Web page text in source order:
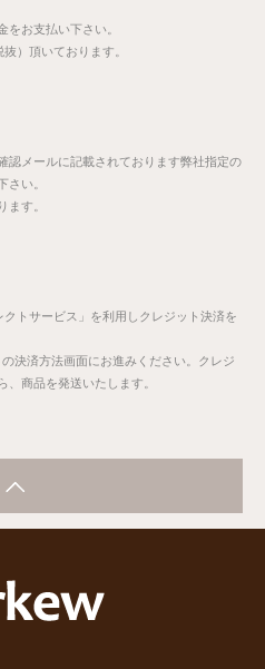
をお支払い下さい。
）頂いております。
認メールに記載されております弊社指定の
さい。
ます。
トサービス」を利用しクレジット決済を
決済方法画面にお進みください。クレジ
、商品を発送いたします。